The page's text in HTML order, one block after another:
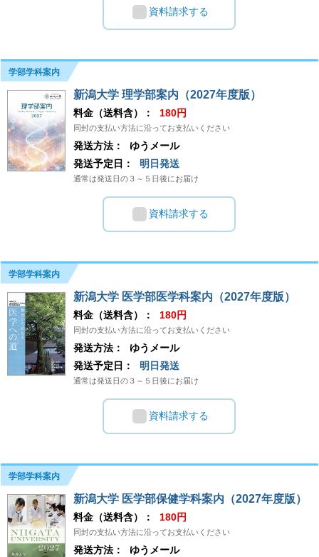
資料請求する
学部学科案内
新潟大学 理学部案内（2027年度版）
料金（送料含）： 180円
同封の支払い方法に沿ってお支払いください
発送方法：
ゆうメール
発送予定日：
明日発送
通常は発送日の３～５日後にお届け
資料請求する
学部学科案内
新潟大学 医学部医学科案内（2027年度版）
料金（送料含）： 180円
同封の支払い方法に沿ってお支払いください
発送方法：
ゆうメール
発送予定日：
明日発送
通常は発送日の３～５日後にお届け
資料請求する
学部学科案内
新潟大学 医学部保健学科案内（2027年度版）
料金（送料含）： 180円
同封の支払い方法に沿ってお支払いください
発送方法： ゆうメール